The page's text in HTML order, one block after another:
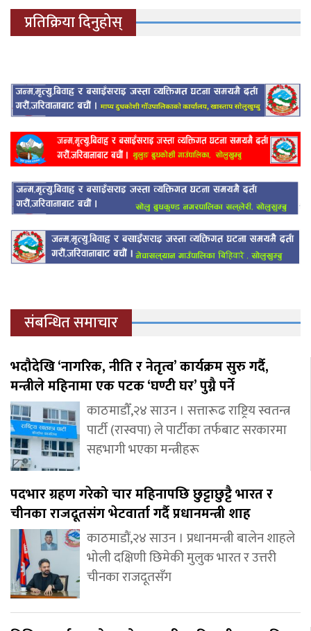
प्रतिक्रिया दिनुहोस्
संबन्धित समाचार
भदौदेखि ‘नागरिक, नीति र नेतृत्व’ कार्यक्रम सुरु गर्दै,
मन्त्रीले महिनामा एक पटक ‘घण्टी घर’ पुग्नै पर्ने
काठमाडौँ,२४ साउन । सत्तारूढ राष्ट्रिय स्वतन्त्र
पार्टी (रास्वपा) ले पार्टीका तर्फबाट सरकारमा
सहभागी भएका मन्त्रीहरू
पदभार ग्रहण गरेको चार महिनापछि छुट्टाछुट्टै भारत र
चीनका राजदूतसंग भेटवार्ता गर्दै प्रधानमन्त्री शाह
काठमाडौं,२४ साउन । प्रधानमन्त्री बालेन शाहले
भोली दक्षिणी छिमेकी मुलुक भारत र उत्तरी
चीनका राजदूतसँग